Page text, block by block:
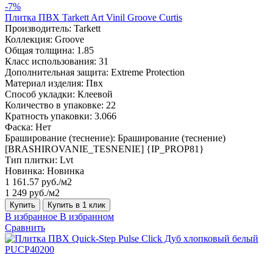
-7%
Плитка ПВХ Tarkett Art Vinil Groove Curtis
Производитель: Tarkett
Коллекция: Groove
Общая толщина: 1.85
Класс использования: 31
Дополнительная защита: Extreme Protection
Материал изделия: Пвх
Способ укладки: Клеевой
Количество в упаковке: 22
Кратность упаковки: 3.066
Фаска: Нет
Браширование (теснение): Браширование (теснение)
[BRASHIROVANIE_TESNENIE] {IP_PROP81}
Тип плитки: Lvt
Новинка: Новинка
1 161.57 руб./м2
1 249 руб./м2
Купить Купить в 1 клик
В избранное В избранном
Сравнить